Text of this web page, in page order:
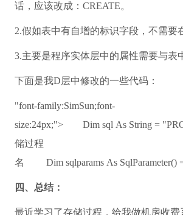
话，应该改成：CREATE。
2.假如表中有自增的标识字段，不需要
3.主要是程序实体层中的属性需要与表
下面是我D层中修改的一些代码：
"font-family:SimSun;font-
size:24px;"> Dim sql AsString =
储过程
名
Dim sqlparams AsSqlParameter()
四、总结：
最近学习了存储过程，给我做机房收费